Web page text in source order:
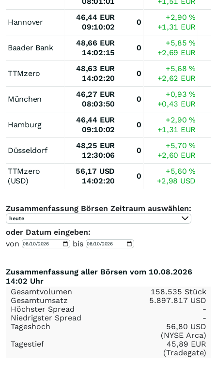
Hannover
46,44 EUR
09:10:02
0
+2,90%
+1,31 EUR
Baader Bank
48,66 EUR
14:02:15
0
+5,85%
+2,69 EUR
TTMzero
48,63 EUR
14:02:20
0
+5,68%
+2,62 EUR
München
46,27 EUR
08:03:50
0
+0,93%
+0,43 EUR
Hamburg
46,44 EUR
09:10:02
0
+2,90%
+1,31 EUR
Düsseldorf
48,25 EUR
12:30:06
0
+5,70%
+2,60 EUR
TTMzero
(USD)
56,17 USD
14:02:20
0
+5,60%
+2,98 USD
Zusammenfassung Börsen Zeitraum auswählen:
heute
oder Datum eingeben:
von
bis
Zusammenfassung aller Börsen vom 10.08.2026
14:02 Uhr
Gesamtvolumen
158.535 Stück
Gesamtumsatz
5.897.817 USD
Höchster Spread
-
Niedrigster Spread
-
Tageshoch
56,80 USD
(NYSE Arca)
Tagestief
45,89 EUR
(Tradegate)